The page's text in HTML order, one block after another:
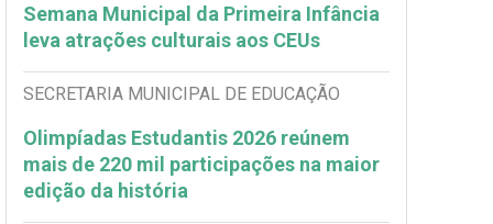
Semana Municipal da Primeira Infância
leva atrações culturais aos CEUs
SECRETARIA MUNICIPAL DE EDUCAÇÃO
Olimpíadas Estudantis 2026 reúnem
mais de 220 mil participações na maior
edição da história